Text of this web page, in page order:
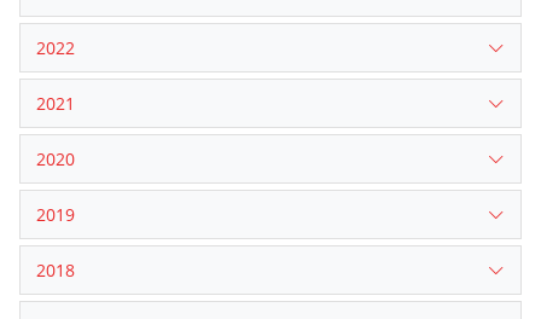
2022
2021
2020
2019
2018